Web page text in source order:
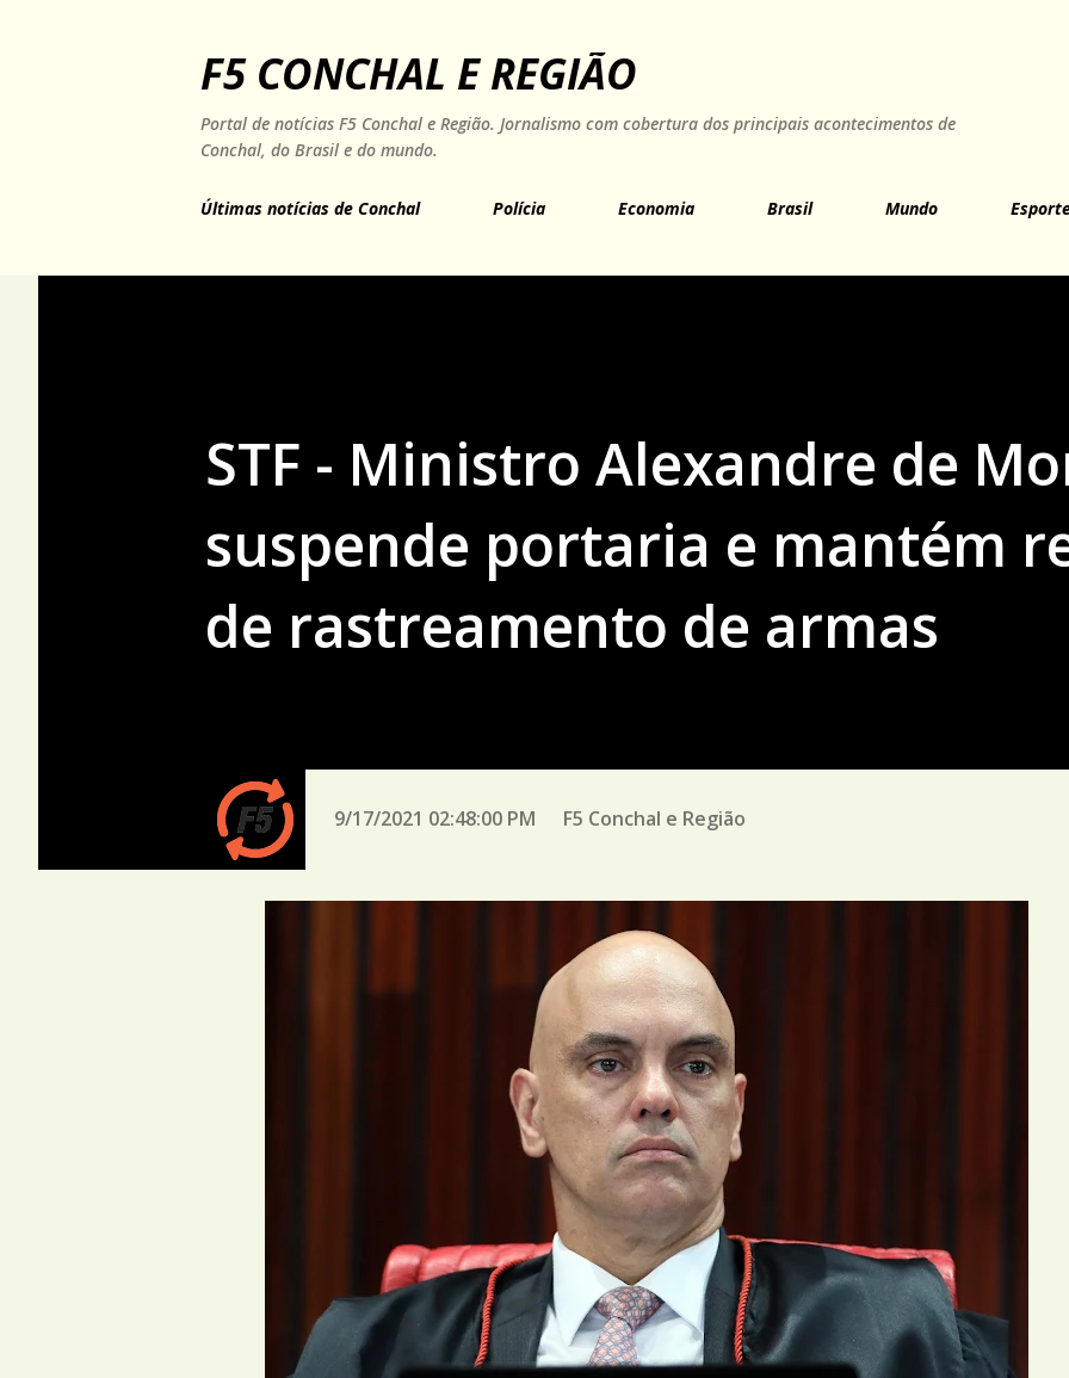
F5 CONCHAL E REGIÃO
Portal de notícias F5 Conchal e Região. Jornalismo com cobertura dos principais acontecimentos de
Conchal, do Brasil e do mundo.
Últimas notícias de Conchal Polícia Economia Brasil Mundo
STF - Ministro Alexandre de
suspende portaria e mantém
de rastreamento de armas
9/17/2021 02:48:00 PM F5 Conchal e Região